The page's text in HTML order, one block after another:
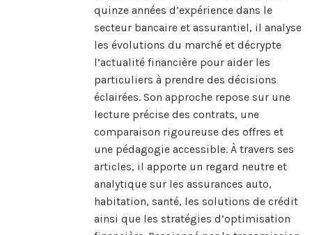
quinze années d’expérience dans le
secteur bancaire et assurantiel, il analyse
les évolutions du marché et décrypte
l’actualité financière pour aider les
particuliers à prendre des décisions
éclairées. Son approche repose sur une
lecture précise des contrats, une
comparaison rigoureuse des offres et
une pédagogie accessible. À travers ses
articles, il apporte un regard neutre et
analytique sur les assurances auto,
habitation, santé, les solutions de crédit
ainsi que les stratégies d’optimisation